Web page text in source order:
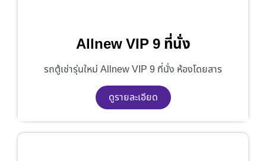
Allnew VIP 9 ที่นั่ง
รถตู้เช่ารุ่นใหม่ Allnew VIP 9 ที่นั่ง ห้องโดยสาร
ดูรายละเอียด